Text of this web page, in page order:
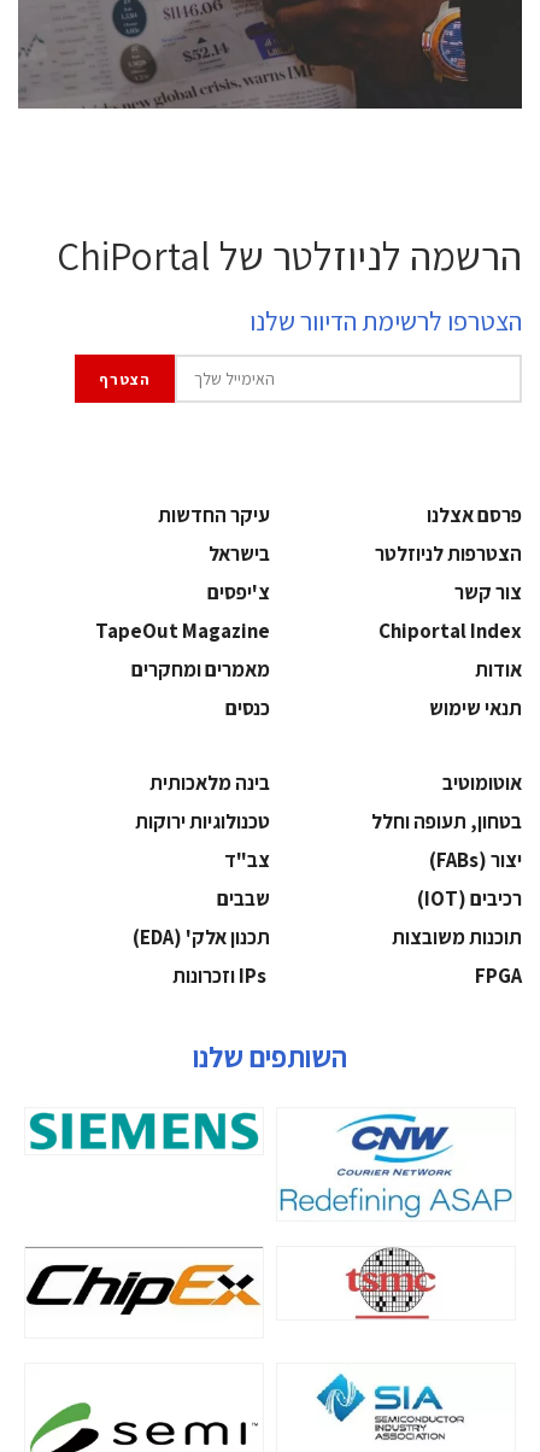
לחץ לפרטים
הרשמה לניוזלטר של ChiPortal
הצטרפו לרשימת הדיוור שלנו
פרסם אצלנו
עיקר החדשות
הצטרפות לניוזלטר
בישראל
צור קשר
צ'יפסים
Chiportal Index
TapeOut Magazine
אודות
מאמרים ומחקרים
תנאי שימוש
כנסים
אוטומוטיב
בינה מלאכותית
בטחון, תעופה וחלל
‫טכנולוגיות ירוקות‬
‫יצור (‪(FABs‬‬
‫צב"ד‬
‫רכיבים‬ (IOT)
‫שבבים‬
‫תוכנות משובצות‬
‫תכנון אלק' (‪(EDA‬‬
‫‪FPGA‬‬
השותפים שלנו